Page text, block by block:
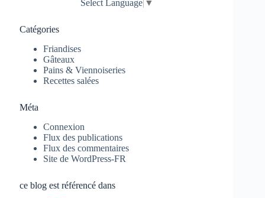
Select Language ▼
Catégories
Friandises
Gâteaux
Pains & Viennoiseries
Recettes salées
Méta
Connexion
Flux des publications
Flux des commentaires
Site de WordPress-FR
ce blog est référencé dans